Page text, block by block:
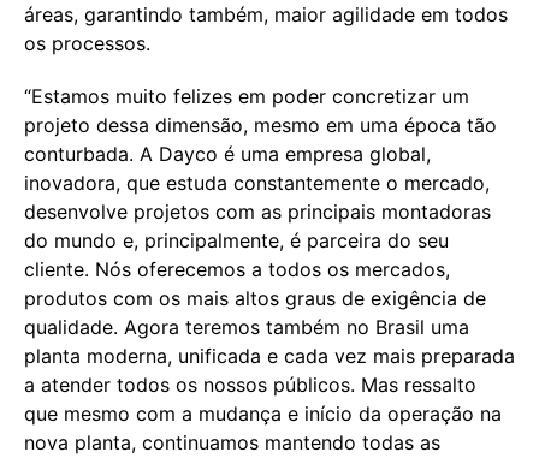
áreas, garantindo também, maior agilidade em todos
os processos.
“Estamos muito felizes em poder concretizar um
projeto dessa dimensão, mesmo em uma época tão
conturbada. A Dayco é uma empresa global,
inovadora, que estuda constantemente o mercado,
desenvolve projetos com as principais montadoras
do mundo e, principalmente, é parceira do seu
cliente. Nós oferecemos a todos os mercados,
produtos com os mais altos graus de exigência de
qualidade. Agora teremos também no Brasil uma
planta moderna, unificada e cada vez mais preparada
a atender todos os nossos públicos. Mas ressalto
que mesmo com a mudança e início da operação na
nova planta, continuamos mantendo todas as